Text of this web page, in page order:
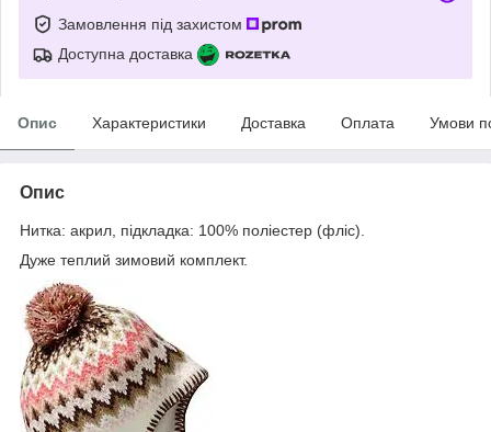
Замовлення під захистом
Доступна доставка
Опис Характеристики Доставка Оплата Умови
Опис
Нитка: акрил, підкладка: 100% поліестер (фліс).
Дуже теплий зимовий комплект.